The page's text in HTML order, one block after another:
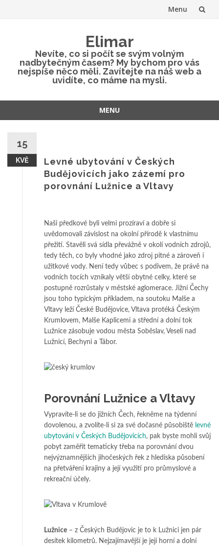
Menu
obsah
Elimar
Nevíte, co si počít se svým volným
nadbytečným časem? My bychom pro vás
nejspíše něco měli. Zavítejte na náš web a
uvidíte, co máme na mysli.
MENU
15
KVĚ
Levné ubytování v Českých
Budějovicích jako zázemí pro
porovnání Lužnice a Vltavy
Naši předkové byli velmi prozíraví a dobře si
uvědomovali závislost na okolní přírodě k vlastnímu
přežití. Stavěli svá sídla převážně v okolí vodních zdrojů,
tedy těch, co byly vhodné jako zdroj pitné a zároveň i
užitkové vody. Není tedy vůbec s podivem, že právě na
vodních tocích vznikaly větší obytné celky, které se
postupně rozrůstaly v městské aglomerace. Jižní Čechy
jsou toho typickým příkladem, na soutoku Malše a
Vltavy leží České Budějovice, Vltava protéká Českým
Krumlovem, Malše Kaplicemi a střední a dolní tok
Lužnice zásobuje vodou města Soběslav, Veselí nad
Lužnicí, Bechyni a Tábor.
Porovnání Lužnice a Vltavy
Vypravíte-li se do jižních Čech, řekněme na týdenní
dovolenou, a zvolíte-li si za své dočasné působiště levné
ubytování v Českých Budějovicích, pak byste mohli svůj
pobyt zaměřit tematicky třeba na porovnání dvou
nejvýznamnějších jihočeských řek z hlediska působení
na přetváření krajiny a její využití pro průmyslové a
rekreační účely.
Lužnice – z Českých Budějovic je to k Lužnici jen pár
desítek kilometrů. Nejzajímavější je její horní a dolní